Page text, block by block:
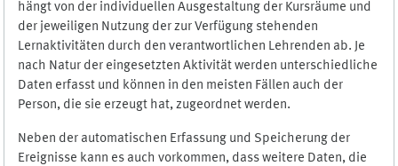
hängt von der individuellen Ausgestaltung der Kursräume und
der jeweiligen Nutzung der zur Verfügung stehenden
Lernaktivitäten durch den verantwortlichen Lehrenden ab. Je
nach Natur der eingesetzten Aktivität werden unterschiedliche
Daten erfasst und können in den meisten Fällen auch der
Person, die sie erzeugt hat, zugeordnet werden.
Neben der automatischen Erfassung und Speicherung der
Ereignisse kann es auch vorkommen, dass weitere Daten, die